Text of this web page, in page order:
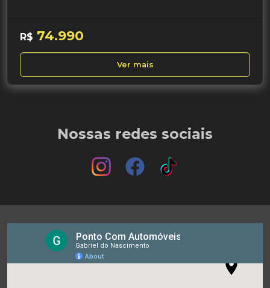
R$ 74.990
Ver mais
Nossas redes sociais